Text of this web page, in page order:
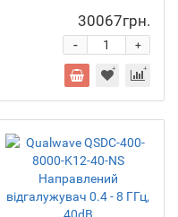
30067грн.
+
-